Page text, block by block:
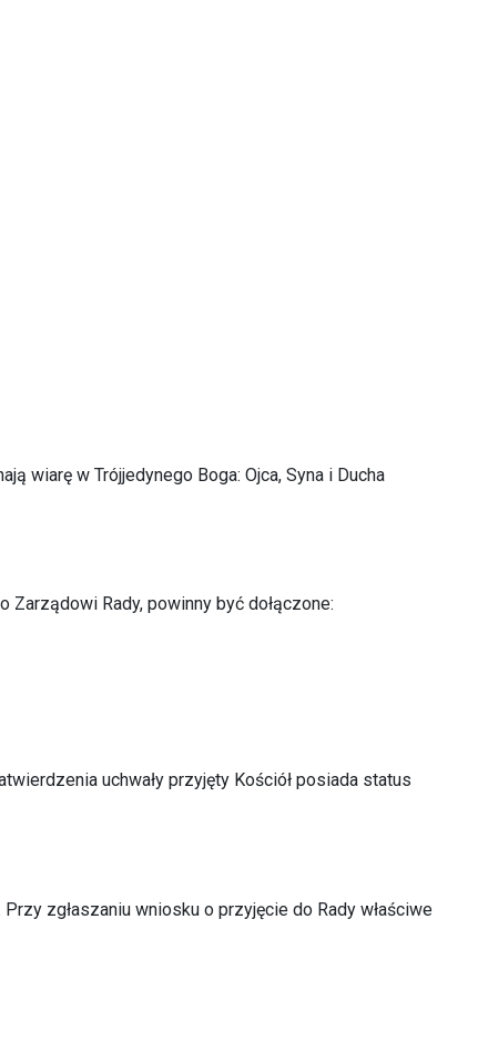
wiarę w Trójjedynego Boga: Ojca, Syna i Ducha
Rady, powinny być dołączone:
uchwały przyjęty Kościół posiada status
zgłaszaniu wniosku o przyjęcie do Rady właściwe